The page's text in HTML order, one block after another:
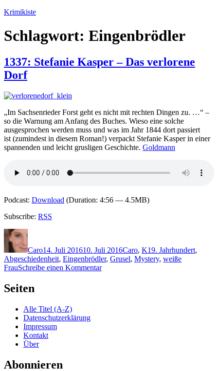
Zum
springen
Krimikiste
Schlagwort: Eingenbrödler
1337: Stefanie Kasper – Das verlorene
Dorf
„Im Sachsenrieder Forst geht es nicht mit rechten Dingen zu. …“ –
so die Warnung am Anfang des Buches. Wieso eine solche
ausgesprochen werden muss und was im Jahr 1844 dort passiert
ist (zumindest in diesem Roman!) verpackt Stefanie Kasper in einer
spannenden und leicht grusligen Geschichte. Goldmann
Podcast: Download (Duration: 4:56 — 4.5MB)
Subscribe: RSS
Autor
Caro14. Juli 201610. Juli 2016Caro, K19. Jahrhundert,
Abgeschiedenheit, Eingenbrödler, Grusel, Mystery, weiße
FrauSchreibe einen Kommentarzu
Seiten
Alle Titel (A-Z)
Datenschutzerklärung
Impressum
Kontakt
Über
Abonnieren